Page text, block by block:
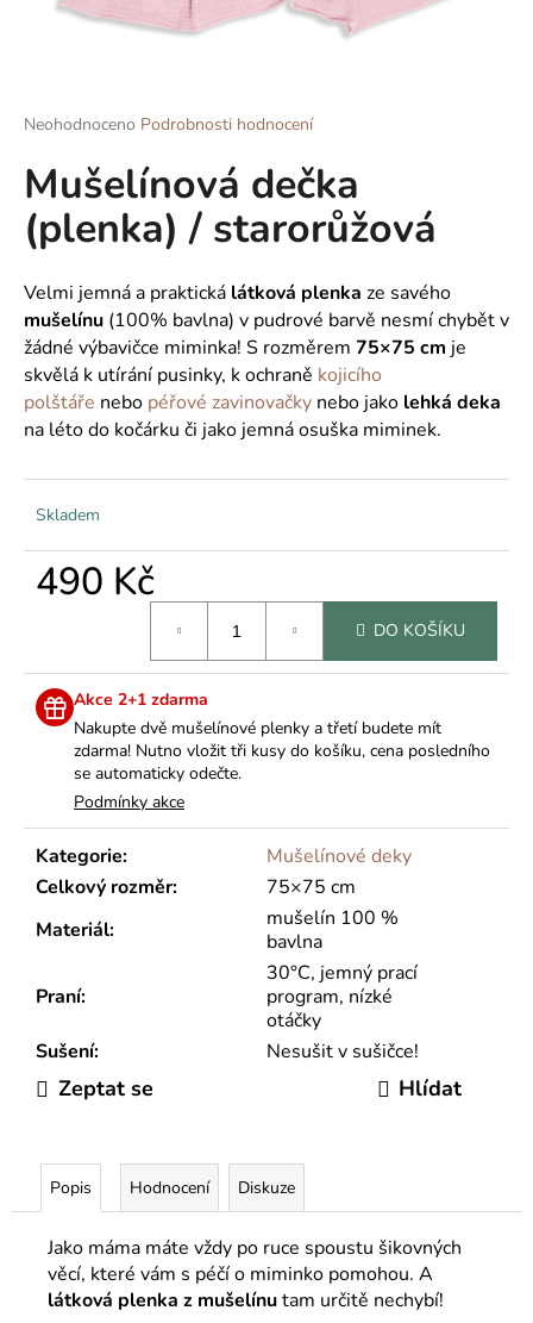
Průměrné
produktu
je
0,0
z
hvězdiček.
Neohodnoceno Podrobnosti hodnocení
Mušelínová dečka
(plenka) / starorůžová
Velmi jemná a praktická látková plenka ze savého
mušelínu (100% bavlna) v pudrové barvě nesmí chybět v
žádné výbavičce miminka! S rozměrem 75×75 cm je
skvělá k utírání pusinky, k ochraně kojicího
polštáře nebo péřové zavinovačky nebo jako lehká deka
na léto do kočárku či jako jemná osuška miminek.
Skladem
490 Kč
DO KOŠÍKU
Akce 2+1 zdarma
Nakupte dvě mušelínové plenky a třetí budete mít
zdarma! Nutno vložit tři kusy do košíku, cena posledního
se automaticky odečte.
Podmínky akce
Kategorie:
Mušelínové deky
Celkový rozměr:
75×75 cm
Materiál:
mušelín 100 %
bavlna
Praní:
30°C, jemný prací
program, nízké
otáčky
Sušení: Nesušit v sušičce!
Zeptat se Hlídat
Popis Hodnocení Diskuze
Jako máma máte vždy po ruce spoustu šikovných
věcí, které vám s péčí o miminko pomohou. A
látková plenka z mušelínutam určitě nechybí!
t
D
o
p
r
u
e